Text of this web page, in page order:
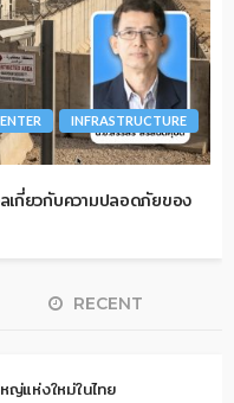
INFRASTRUCTURE
เกี่ยวกับความปลอดภัยของ
RECENT
หญ่แห่งใหม่ในไทย